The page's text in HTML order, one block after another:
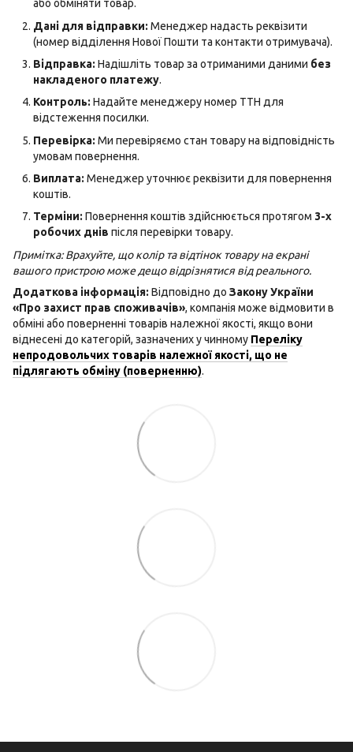
або обміняти товар.
Дані для відправки: Менеджер надасть реквізити
(номер відділення Нової Пошти та контакти отримувача).
Відправка: Надішліть товар за отриманими даними без
накладеного платежу.
Контроль: Надайте менеджеру номер ТТН для
відстеження посилки.
Перевірка: Ми перевіряємо стан товару на відповідність
умовам повернення.
Виплата: Менеджер уточнює реквізити для повернення
коштів.
Терміни: Повернення коштів здійснюється протягом 3-х
робочих днів після перевірки товару.
Примітка: Врахуйте, що колір та відтінок товару на екрані
вашого пристрою може дещо відрізнятися від реального.
Додаткова інформація: Відповідно до Закону України
«Про захист прав споживачів», компанія може відмовити в
обміні або поверненні товарів належної якості, якщо вони
віднесені до категорій, зазначених у чинному Переліку
непродовольчих товарів належної якості, що не
підлягають обміну (поверненню).